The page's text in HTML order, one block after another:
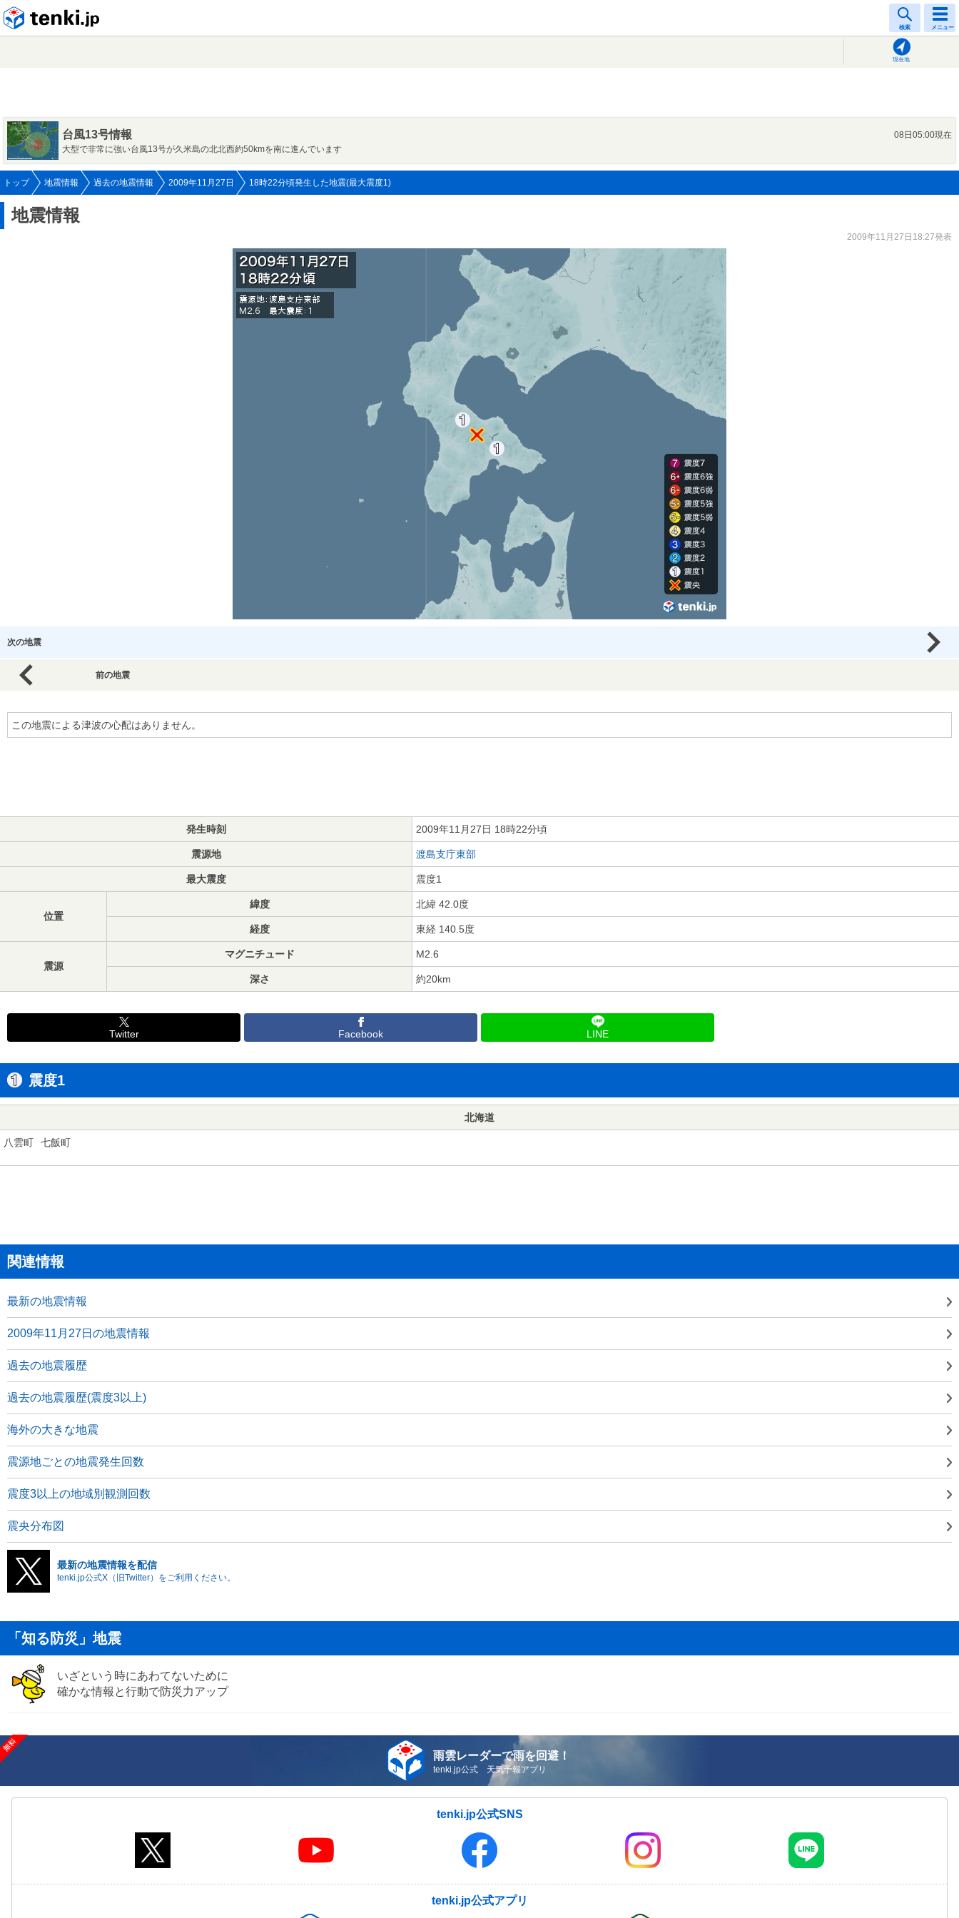
検索 メニュー
現在地
台風13号情報
08日05:00現在
大型で非常に強い台風13号が久米島の北北西約50kmを南に進んでいます
トップ 地震情報 過去の地震情報 2009年11月27日 18時22分頃発生した地震(最大震度1)
地震情報
2009年11月27日18:27発表
次の地震
前の地震
この地震による津波の心配はありません。
発生時刻 2009年11月27日 18時22分頃
震源地 渡島支庁東部
最大震度 震度1
位置
緯度 北緯 42.0度
経度 東経 140.5度
震源
マグニチュード M2.6
深さ 約20km
Twitter Facebook LINE
震度1
北海道
八雲町 七飯町
関連情報
最新の地震情報
2009年11月27日の地震情報
過去の地震履歴
過去の地震履歴(震度3以上)
海外の大きな地震
震源地ごとの地震発生回数
震度3以上の地域別観測回数
震央分布図
最新の地震情報を配信
tenki.jp公式X（旧Twitter）をご利用ください。
「知る防災」地震
いざという時にあわてないために
確かな情報と行動で防災力アップ
雨雲レーダーで雨を回避！
tenki.jp公式 天気予報アプリ
tenki.jp公式SNS
tenki.jp公式アプリ